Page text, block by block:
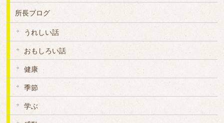
所長ブログ
うれしい話
おもしろい話
健康
季節
学ぶ